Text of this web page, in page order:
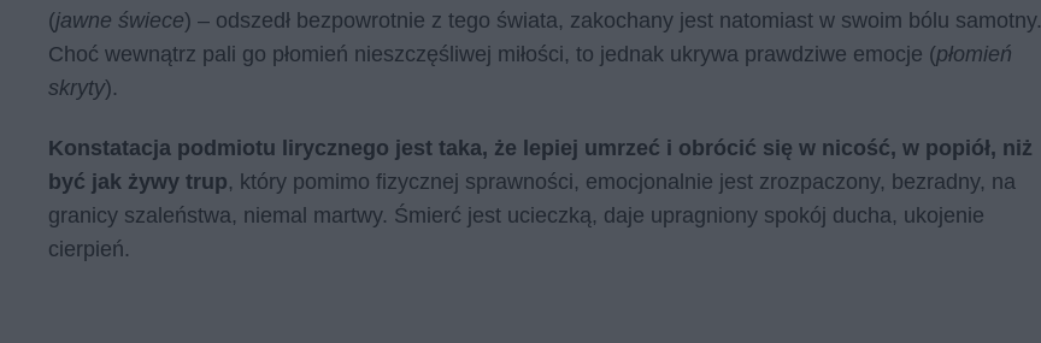
(jawne świece) – odszedł bezpowrotnie z tego świata, zakochany jest natomiast w swoim bólu samotny.
Choć wewnątrz pali go płomień nieszczęśliwej miłości, to jednak ukrywa prawdziwe emocje (płomień
skryty).
Konstatacja podmiotu lirycznego jest taka, że lepiej umrzeć i obrócić się w nicość, w popiół, niż
być jak żywy trup, który pomimo fizycznej sprawności, emocjonalnie jest zrozpaczony, bezradny, na
granicy szaleństwa, niemal martwy. Śmierć jest ucieczką, daje upragniony spokój ducha, ukojenie
cierpień.